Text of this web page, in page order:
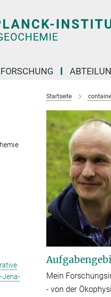
FORSCHUNG
Startseite
Mein
- von der
Jena-